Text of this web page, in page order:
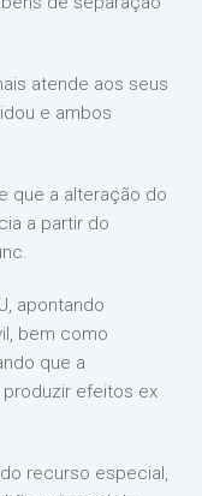
atende aos seus
e ambos
que a alteração do
a partir do
apontando
bem como
que a
efeitos ex
recurso especial,